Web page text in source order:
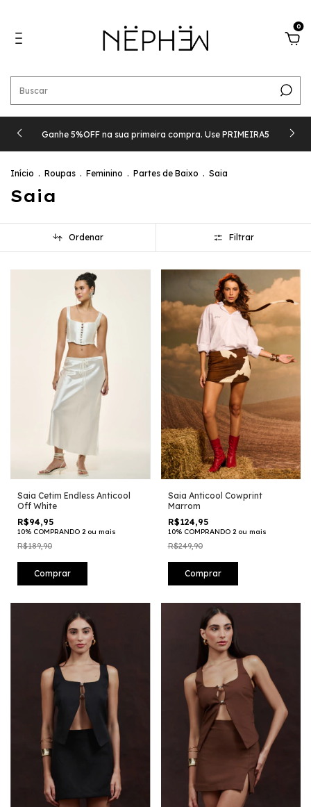
0
Ganhe 5%OFF na sua primeira compra. Use PRIMEIRA5
Início . Roupas . Feminino . Partes de Baixo . Saia
Saia
Ordenar Filtrar
Saia Cetim Endless Anticool
Off White
R$94,95
10% COMPRANDO 2 ou mais
R$189,90
Comprar
Saia Anticool Cowprint
Marrom
R$124,95
10% COMPRANDO 2 ou mais
R$249,90
Comprar